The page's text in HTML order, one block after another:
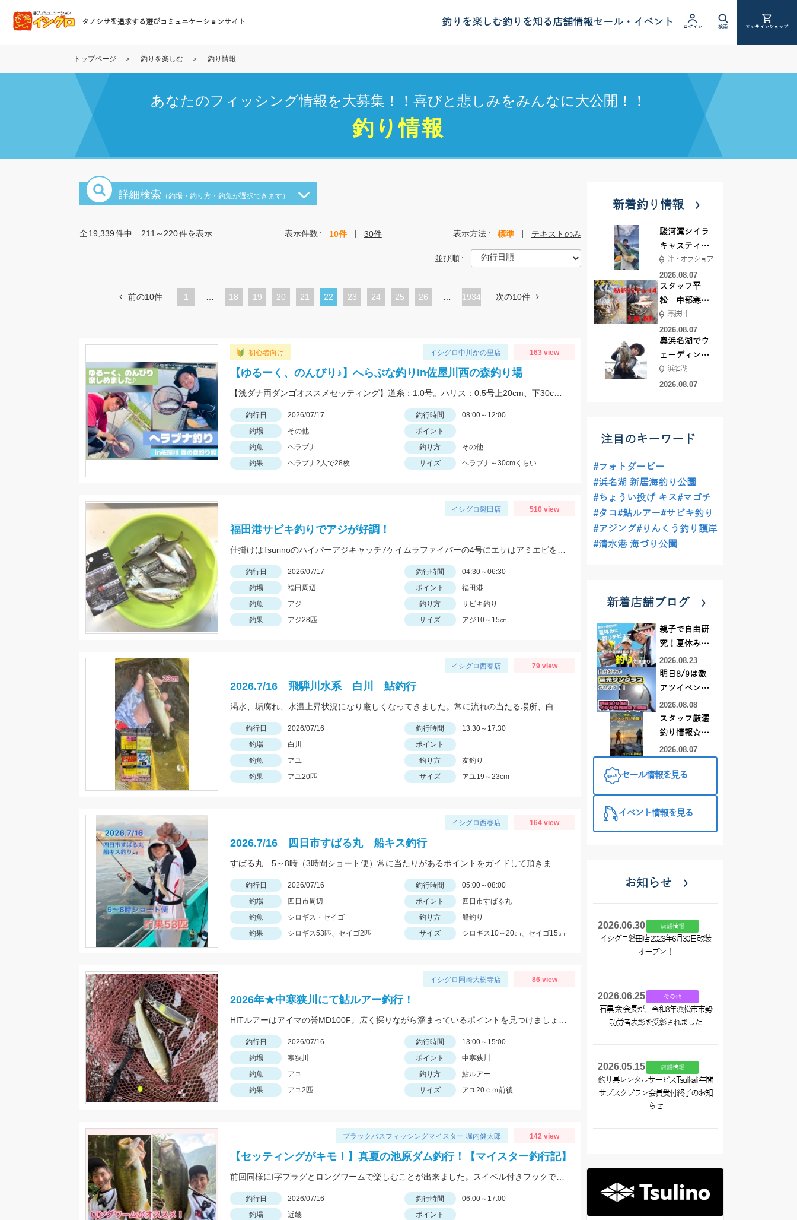
コ
テ
タノシサを追求する遊びコミュニケーションサイト 釣りを楽しむ釣りを知る店舗情報セール・イベント ログイン 検索 オンラインショップ
トップページ 釣りを楽しむ 釣り情報
あなたのフィッシング情報を大募集！！喜びと悲しみをみんなに大公開！！
釣り情報
詳細検索 （釣場・釣り方・釣魚が選択できます）
全19,339件中 211～220件を表示 表示件数 10件 30件 表示方法 標準 テキストのみ
並び順
前の10件 1
ペ
18
ペ
19
ペ
20
ペ
21
カ
ペ
22
ペ
23
ペ
24
ペ
25
ペ
26 1934 次の10件
初心者向け イシグロ中川かの里店 163 view
【ゆるーく、のんびり♪】へらぶな釣りin佐屋川西の森釣り場
釣行日 2026/07/17 釣行時間
08:00～12:00
釣場
その他
ポイント
釣魚
ヘラブナ 釣り方
その他
釣果
ヘラブナ2人で28枚 サイズ ヘラブナ～30cmくらい
イシグロ磐田店 510 view
福田港サビキ釣りでアジが好調！
釣行日 2026/07/17 釣行時間
04:30～06:30
釣場
福田周辺 ポイント
福田港
釣魚
アジ 釣り方
サビキ釣り
釣果
アジ28匹 サイズ アジ10～15㎝
イシグロ西春店 79 view
2026.7/16 飛騨川水系 白川 鮎釣行
釣行日 2026/07/16 釣行時間
13:30～17:30
釣場
白川
ポイント
釣魚
アユ 釣り方
友釣り
釣果
アユ20匹 サイズ アユ19～23cm
イシグロ西春店 164 view
2026.7/16 四日市すばる丸 船キス釣行
釣行日 2026/07/16 釣行時間
05:00～08:00
釣場
四日市周辺 ポイント
四日市すばる丸
釣魚
シロギス・セイゴ 釣り方
船釣り
釣果
シロギス53匹、セイゴ2匹 サイズ シロギス10～20㎝、セイゴ15㎝
イシグロ岡崎大樹寺店 86 view
2026年★中寒狭川にて鮎ルアー釣行！
釣行日 2026/07/16 釣行時間
13:00～15:00
釣場
寒狭川 ポイント
中寒狭川
釣魚
アユ 釣り方
鮎ルアー
釣果
アユ2匹 サイズ アユ20ｃｍ前後
ブラックバスフィッシングマイスター 堀内健太郎 142 view
【セッティングがキモ！】真夏の池原ダム釣行！【マイスター釣行記】
釣行日 2026/07/16 釣行時間
06:00～17:00
釣場
近畿
ポイント
新着釣り情報
駿河湾シイラ
キャスティン
グ行ってきま
した！
沖・オフショア
2026.08.07
スタッフ平
松 中部寒狭
川アユ釣行
part3 18匹
寒狭川
2026.08.07
奥浜名湖でウ
ェーディング
前打ち！
浜名湖
2026.08.07
注目のキーワード
#フォトダービー
#浜名湖 新居海釣り公園
#ちょうい投げ キス#マゴチ
#タコ#鮎ルアー#サビキ釣り
#アジング#りんくう釣り護岸
#清水港 海づり公園
新着店舗ブログ
親子で自由研
究！夏休みに
釣りデビュー
2026.08.23
明日8/9は激
アツイベント
日！！！～オ
ーダー偏光グ
ラス受注会～
2026.08.08
スタッフ厳選
釣り情報☆彡
連休は何釣り
♪【イシグロ
2026.08.07
セール情報を見る
イベント情報を見る
お知らせ
2026.06.30 店舗情報
イシグロ磐田店 2026年6月30日改装
オープン！
2026.06.25 その他
石黒 衆 会長が、令和8年浜松市市勢
功労者表彰を受彰されました
2026.05.15 店舗情報
釣り具レンタルサービスTsulikali 年間
サブスクプラン会員受付終了のお知
らせ